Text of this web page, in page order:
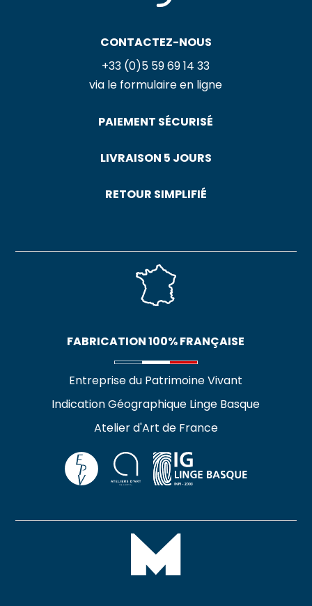
CONTACTEZ-NOUS
+33 (0)5 59 69 14 33
via le formulaire en ligne
PAIEMENT SÉCURISÉ
LIVRAISON 5 JOURS
RETOUR SIMPLIFIÉ
FABRICATION 100% FRANÇAISE
Entreprise du Patrimoine Vivant
Indication Géographique Linge Basque
Atelier d'Art de France